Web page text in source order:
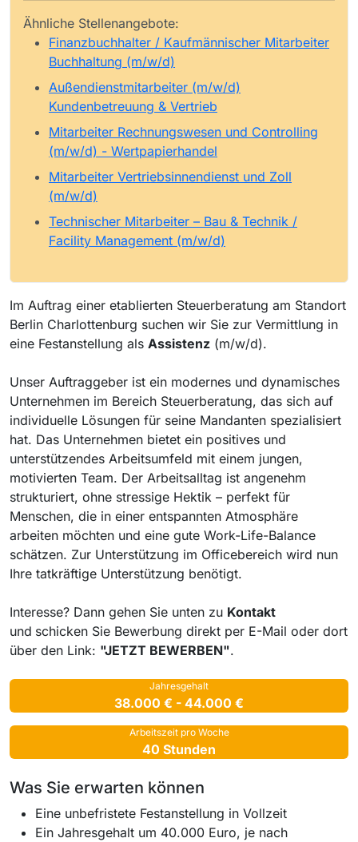
Ähnliche Stellenangebote:
Finanzbuchhalter / Kaufmännischer Mitarbeiter
Buchhaltung (m/w/d)
Außendienstmitarbeiter (m/w/d)
Kundenbetreuung & Vertrieb
Mitarbeiter Rechnungswesen und Controlling
(m/w/d) - Wertpapierhandel
Mitarbeiter Vertriebsinnendienst und Zoll
(m/w/d)
Technischer Mitarbeiter – Bau & Technik /
Facility Management (m/w/d)
Im Auftrag einer etablierten Steuerberatung am Standort
Berlin Charlottenburg suchen wir Sie zur Vermittlung in
eine Festanstellung als Assistenz (m/w/d).
Unser Auftraggeber ist ein modernes und dynamisches
Unternehmen im Bereich Steuerberatung, das sich auf
individuelle Lösungen für seine Mandanten spezialisiert
hat. Das Unternehmen bietet ein positives und
unterstützendes Arbeitsumfeld mit einem jungen,
motivierten Team. Der Arbeitsalltag ist angenehm
strukturiert, ohne stressige Hektik – perfekt für
Menschen, die in einer entspannten Atmosphäre
arbeiten möchten und eine gute Work-Life-Balance
schätzen. Zur Unterstützung im Officebereich wird nun
Ihre tatkräftige Unterstützung benötigt.
Interesse? Dann gehen Sie unten zu Kontakt
und schicken Sie Bewerbung direkt per E-Mail oder dort
über den Link: "JETZT BEWERBEN".
Jahresgehalt
38.000 € - 44.000 €
Arbeitszeit pro Woche
40 Stunden
Was Sie erwarten können
Eine unbefristete Festanstellung in Vollzeit
Ein Jahresgehalt um 40.000 Euro, je nach